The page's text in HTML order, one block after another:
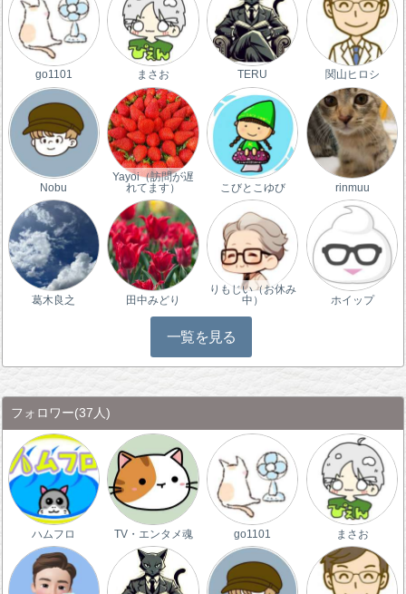
go1101 まさお TERU 関山ヒロシ
Nobu
Yayoi（訪問が遅
れてます）
こびとこゆび rinmuu
葛木良之 田中みどり
りもじい（お休み
中）
ホイップ
一覧を見る
フォロワー(37人)
ハムフロ TV・エンタメ魂 go1101 まさお